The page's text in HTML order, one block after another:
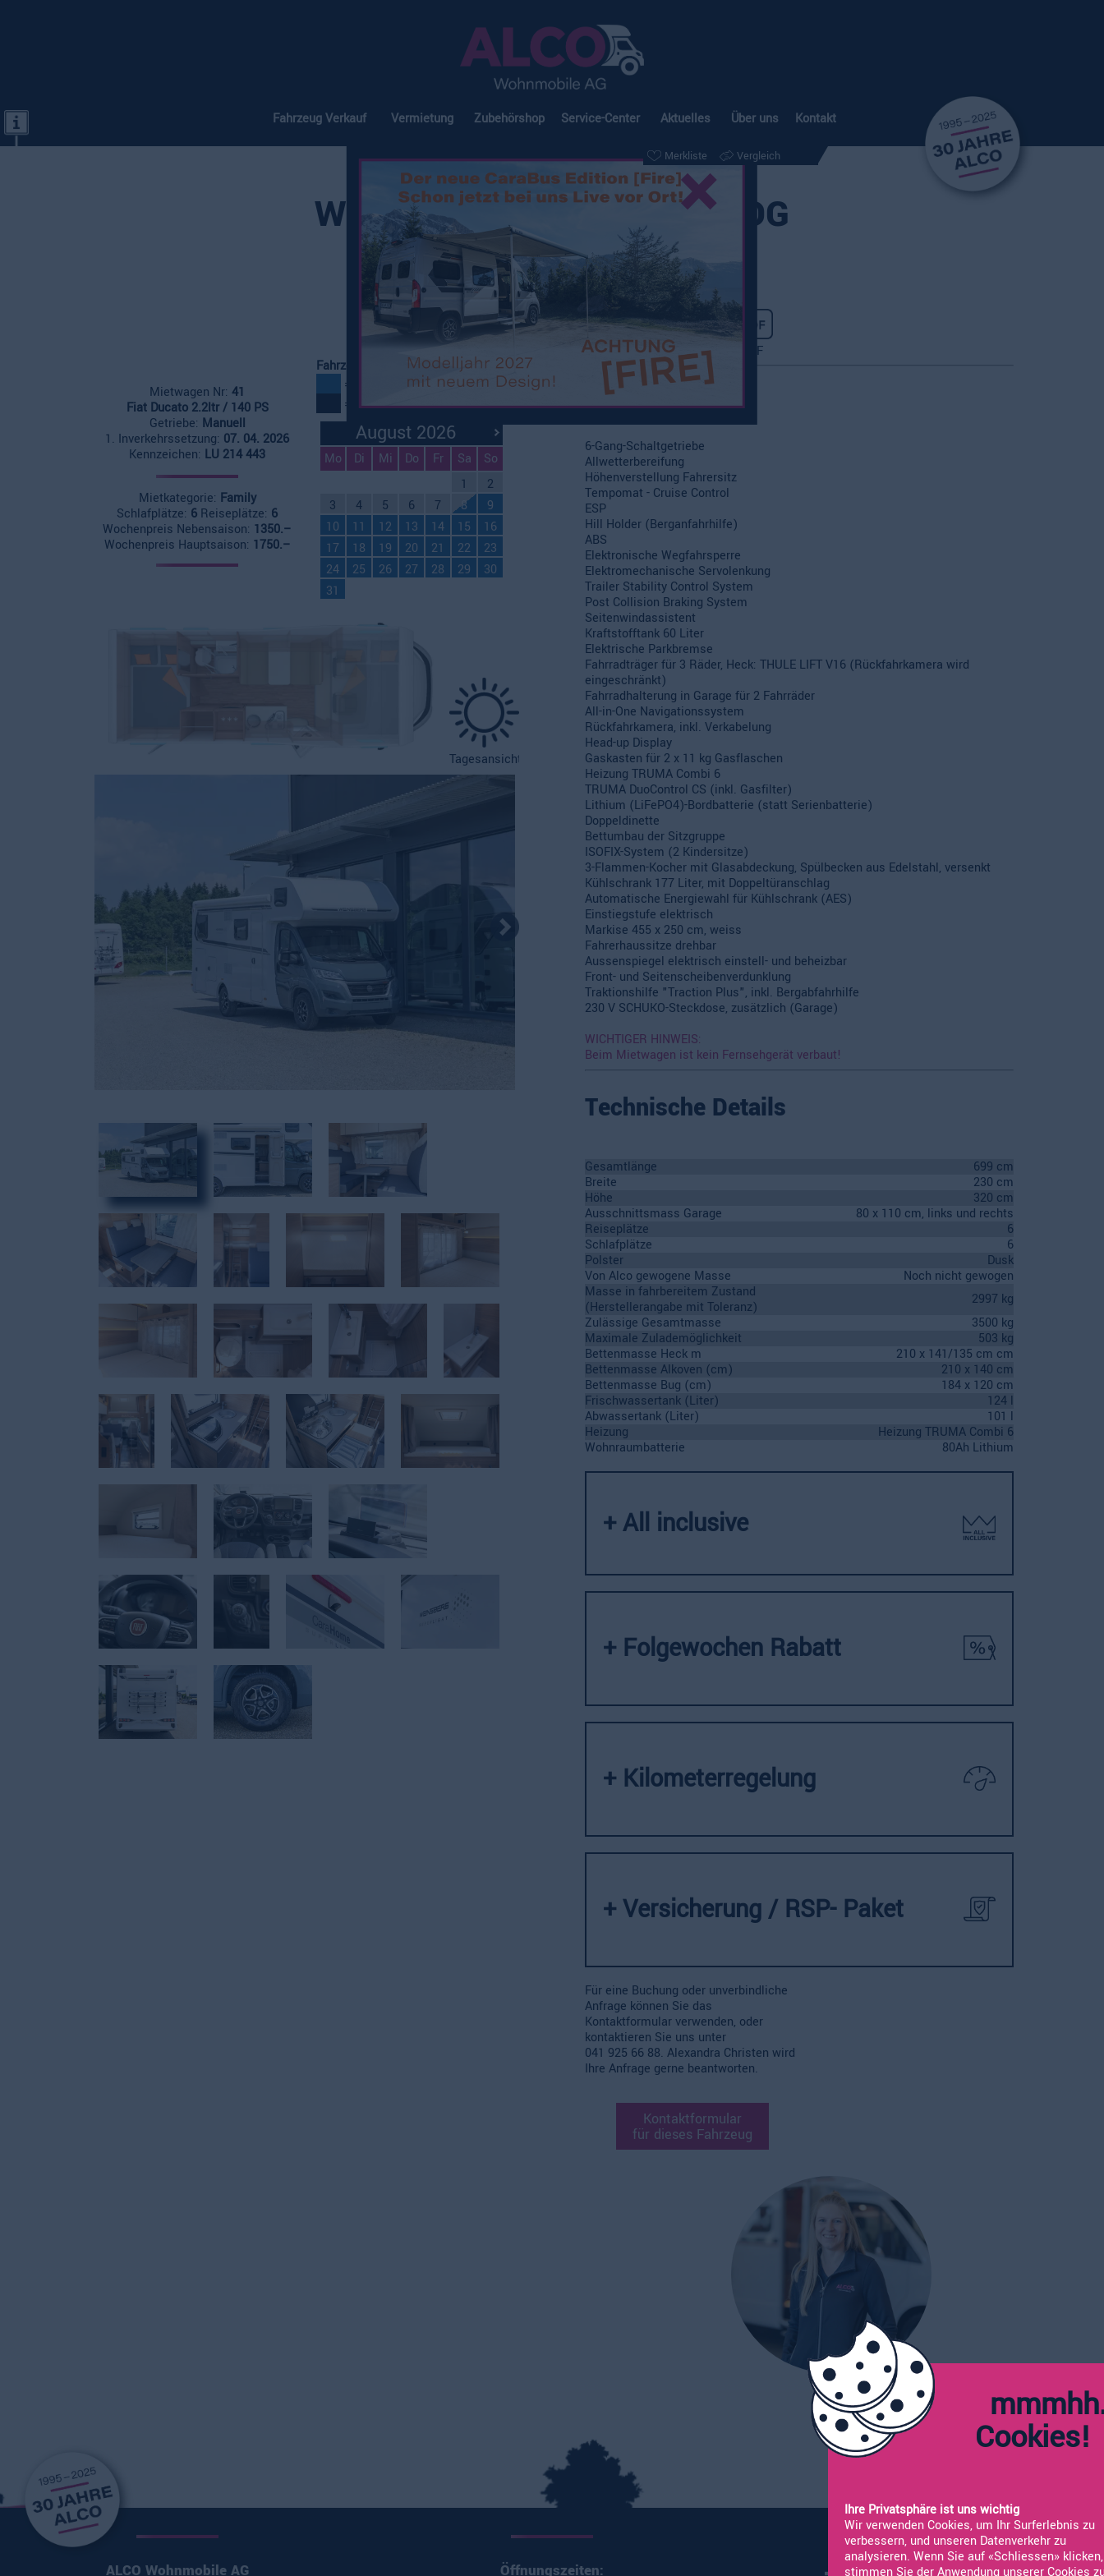
Fahrzeug Verkauf Vermietung Zubehörshop Service-Center Aktuelles Über uns Kontakt
×
Merkliste Vergleich
Weinsberg CaraHome 650 DG
Merkliste Vergleichen PDF
Mietwagen Nr: 41
Fiat Ducato 2.2ltr / 140 PS
Getriebe: Manuell
1. Inverkehrssetzung: 07. 04. 2026
Kennzeichen: LU 214 443
Mietkategorie: Family
Schlafplätze: 6 Reiseplätze: 6
Wochenpreis Nebensaison: 1350.–
Wochenpreis Hauptsaison: 1750.–
Fahrzeugverfügbarkeit
= Frei in Nebensaison
= Frei in Hauptsaison
August 2026
Mo Di Mi Do Fr Sa
So
1
2
3
4 5 6 7 8
9
10
11 12 13 14 15
16
17
18 19 20 21 22
23
24
25 26 27 28 29
30
31
Tagesansicht
Ausstattung
6-Gang-Schaltgetriebe
Allwetterbereifung
Höhenverstellung Fahrersitz
Tempomat - Cruise Control
ESP
Hill Holder (Berganfahrhilfe)
ABS
Elektronische Wegfahrsperre
Elektromechanische Servolenkung
Trailer Stability Control System
Post Collision Braking System
Seitenwindassistent
Kraftstofftank 60 Liter
Elektrische Parkbremse
Fahrradträger für 3 Räder, Heck: THULE LIFT V16 (Rückfahrkamera wird
eingeschränkt)
Fahrradhalterung in Garage für 2 Fahrräder
All-in-One Navigationssystem
Rückfahrkamera, inkl. Verkabelung
Head-up Display
Gaskasten für 2 x 11 kg Gasflaschen
Heizung TRUMA Combi 6
TRUMA DuoControl CS (inkl. Gasfilter)
Lithium (LiFePO4)-Bordbatterie (statt Serienbatterie)
Doppeldinette
Bettumbau der Sitzgruppe
ISOFIX-System (2 Kindersitze)
3-Flammen-Kocher mit Glasabdeckung, Spülbecken aus Edelstahl, versenkt
Kühlschrank 177 Liter, mit Doppeltüranschlag
Automatische Energiewahl für Kühlschrank (AES)
Einstiegstufe elektrisch
Markise 455 x 250 cm, weiss
Fahrerhaussitze drehbar
Aussenspiegel elektrisch einstell- und beheizbar
Front- und Seitenscheibenverdunklung
Traktionshilfe "Traction Plus", inkl. Bergabfahrhilfe
230 V SCHUKO-Steckdose, zusätzlich (Garage)
WICHTIGER HINWEIS:
Beim Mietwagen ist kein Fernsehgerät verbaut!
Technische Details
Gesamtlänge
699 cm
Breite
230 cm
Höhe
320 cm
Ausschnittsmass Garage
80 x 110 cm, links und rechts
Reiseplätze
6
Schlafplätze
6
Polster
Dusk
Von Alco gewogene Masse
Noch nicht gewogen
Masse in fahrbereitem Zustand
(Herstellerangabe mit Toleranz)
2997 kg
Zulässige Gesamtmasse
3500 kg
Maximale Zulademöglichkeit
503 kg
Bettenmasse Heck m
210 x 141/135 cm cm
Bettenmasse Alkoven (cm)
210 x 140 cm
Bettenmasse Bug (cm)
184 x 120 cm
Frischwassertank (Liter)
124 l
Abwassertank (Liter)
101 l
Heizung
Heizung TRUMA Combi 6
Wohnraumbatterie
80Ah Lithium
+ All inclusive
+ Folgewochen Rabatt
+ Kilometerregelung
+ Versicherung / RSP- Paket
Für eine Buchung oder unverbindliche
Anfrage können Sie das
Kontaktformular verwenden, oder
kontaktieren Sie uns unter
041 925 66 88. Alexandra Christen wird
Ihre Anfrage gerne beantworten.
Kontaktformular
für dieses Fahrzeug
ALCO Wohnmobile AG Öffnungszeiten:
Ihre Privatsphäre ist uns wichtig
Wir verwenden Cookies, um Ihr Surferlebnis zu
verbessern, und unseren Datenverkehr zu
analysieren. Wenn Sie auf «Schliessen» klicken,
stimmen Sie der Anwendung unserer Cookies